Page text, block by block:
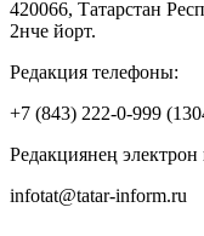
420066, Татарстан
2нче йорт.
Редакция телефоны:
+7 (843) 222-0-999
Редакциянең электрон
infotat@tatar-inform.ru